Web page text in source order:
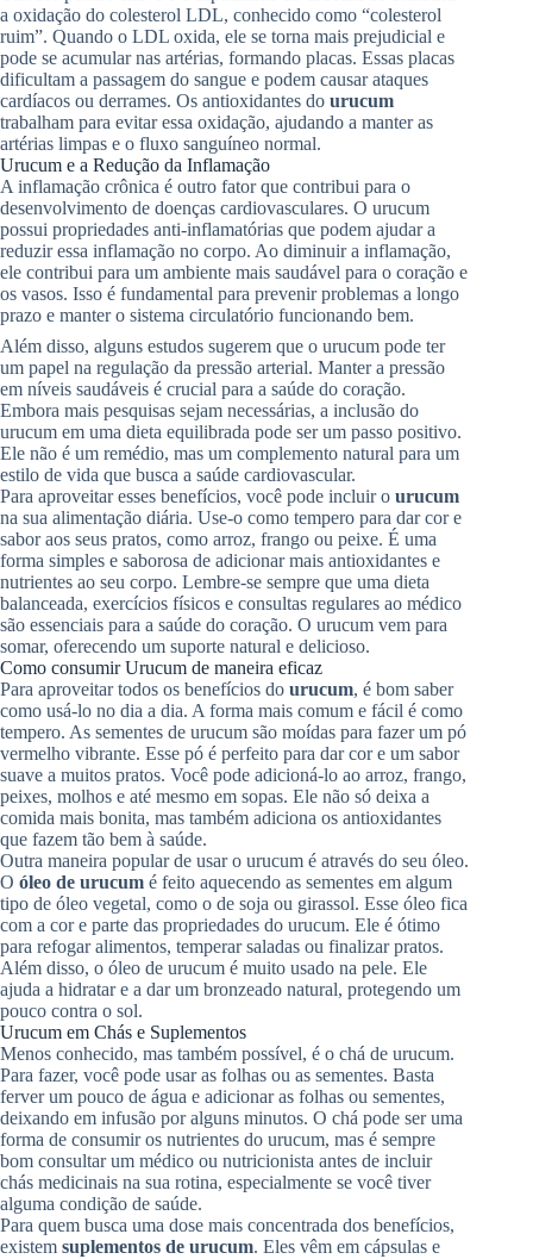
a oxidação do colesterol LDL, conhecido como “colesterol
ruim”. Quando o LDL oxida, ele se torna mais prejudicial e
pode se acumular nas artérias, formando placas. Essas placas
dificultam a passagem do sangue e podem causar ataques
cardíacos ou derrames. Os antioxidantes do urucum
trabalham para evitar essa oxidação, ajudando a manter as
artérias limpas e o fluxo sanguíneo normal.
Urucum e a Redução da Inflamação
A inflamação crônica é outro fator que contribui para o
desenvolvimento de doenças cardiovasculares. O urucum
possui propriedades anti-inflamatórias que podem ajudar a
reduzir essa inflamação no corpo. Ao diminuir a inflamação,
ele contribui para um ambiente mais saudável para o coração e
os vasos. Isso é fundamental para prevenir problemas a longo
prazo e manter o sistema circulatório funcionando bem.
Além disso, alguns estudos sugerem que o urucum pode ter
um papel na regulação da pressão arterial. Manter a pressão
em níveis saudáveis é crucial para a saúde do coração.
Embora mais pesquisas sejam necessárias, a inclusão do
urucum em uma dieta equilibrada pode ser um passo positivo.
Ele não é um remédio, mas um complemento natural para um
estilo de vida que busca a saúde cardiovascular.
Para aproveitar esses benefícios, você pode incluir o urucum
na sua alimentação diária. Use-o como tempero para dar cor e
sabor aos seus pratos, como arroz, frango ou peixe. É uma
forma simples e saborosa de adicionar mais antioxidantes e
nutrientes ao seu corpo. Lembre-se sempre que uma dieta
balanceada, exercícios físicos e consultas regulares ao médico
são essenciais para a saúde do coração. O urucum vem para
somar, oferecendo um suporte natural e delicioso.
Como consumir Urucum de maneira eficaz
Para aproveitar todos os benefícios do urucum, é bom saber
como usá-lo no dia a dia. A forma mais comum e fácil é como
tempero. As sementes de urucum são moídas para fazer um pó
vermelho vibrante. Esse pó é perfeito para dar cor e um sabor
suave a muitos pratos. Você pode adicioná-lo ao arroz, frango,
peixes, molhos e até mesmo em sopas. Ele não só deixa a
comida mais bonita, mas também adiciona os antioxidantes
que fazem tão bem à saúde.
Outra maneira popular de usar o urucum é através do seu óleo.
O óleo de urucum é feito aquecendo as sementes em algum
tipo de óleo vegetal, como o de soja ou girassol. Esse óleo fica
com a cor e parte das propriedades do urucum. Ele é ótimo
para refogar alimentos, temperar saladas ou finalizar pratos.
Além disso, o óleo de urucum é muito usado na pele. Ele
ajuda a hidratar e a dar um bronzeado natural, protegendo um
pouco contra o sol.
Urucum em Chás e Suplementos
Menos conhecido, mas também possível, é o chá de urucum.
Para fazer, você pode usar as folhas ou as sementes. Basta
ferver um pouco de água e adicionar as folhas ou sementes,
deixando em infusão por alguns minutos. O chá pode ser uma
forma de consumir os nutrientes do urucum, mas é sempre
bom consultar um médico ou nutricionista antes de incluir
chás medicinais na sua rotina, especialmente se você tiver
alguma condição de saúde.
Para quem busca uma dose mais concentrada dos benefícios,
existem suplementos de urucum. Eles vêm em cápsulas e